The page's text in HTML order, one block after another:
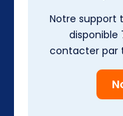
Notre support
disponible
contacter par